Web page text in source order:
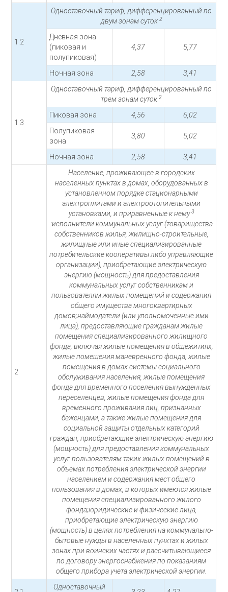
1.2
Одноставочный тариф, дифференцированный по
двум зонам суток 2
Дневная зона
(пиковая и
полупиковая)
4,37 5,77
Ночная зона 2,58 3,41
1.3
Одноставочный тариф, дифференцированный по
трем зонам суток2
Пиковая зона 4,56
6,02
Полупиковая
зона
3,80 5,02
Ночная зона 2,58 3,41
2
Население, проживающее в городских
населенных пунктах в домах, оборудованных в
установленном порядке стационарными
электроплитами и электроотопительными
установками, и приравненные к нему3
:исполнители коммунальных услуг (товарищества
собственников жилья, жилищно-строительные,
жилищные или иные специализированные
потребительские кооперативы либо управляющие
организации), приобретающие электрическую
энергию (мощность) для предоставления
коммунальных услуг собственникам и
пользователям жилых помещений и содержания
общего имущества многоквартирных
домов;наймодатели (или уполномоченные ими
лица), предоставляющие гражданам жилые
помещения специализированного жилищного
фонда, включая жилые помещения в общежитиях,
жилые помещения маневренного фонда, жилые
помещения в домах системы социального
обслуживания населения, жилые помещения
фонда для временного поселения вынужденных
переселенцев, жилые помещения фонда для
временного проживания лиц, признанных
беженцами, а также жилые помещения для
социальной защиты отдельных категорий
граждан, приобретающие электрическую энергию
(мощность) для предоставления коммунальных
услуг пользователям таких жилых помещений в
объемах потребления электрической энергии
населением и содержания мест общего
пользования в домах, в которых имеются жилые
помещения специализированного жилого
фонда;юридические и физические лица,
приобретающие электрическую энергию
(мощность) в целях потребления на коммунально-
бытовые нужды в населенных пунктах и жилых
зонах при воинских частях и рассчитывающиеся
по договору энергоснабжения по показаниям
общего прибора учета электрической энергии.
Одноставочный